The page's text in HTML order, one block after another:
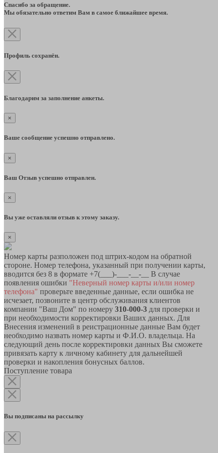
Спасибо за обращение.
Мы обязательно ответим Вам в самое ближайшее время.
Профиль сохранён.
Благодарим за заполнение анкеты.
×
Ваше сообщение успешно отправлено.
×
Ваш Отзыв успешно отправлен.
×
Вы уже оставляли отзыв к этому заказу.
×
Номер карты разположен под штрих-кодом на обратной
стороне. Номер телефона, указанный при получении карты,
вводится без 8 в формате +7(___)-___-__-__ В случае
появления ошибки "Неверный номер карты и/или номер
телефона" проверьте введенные данные, если ошибка не
исчезает, позвоните в центр обслуживания клиентов
компании "Ваш Дом" по номеру 310-000-3 для проверки и
при необходимости корректировки Ваших данных. Для
Внесения изменений в реистрационные данные Вам будет
необходимо назвать номер карты и Ф.И.О. владельца. На
следующий день после корректировки данных Вы сможете
привязать карту к личному кабинету для дальнейшей
проверки и накопления бонусных баллов.
Поступление товара
Вы подписаны на рассылку